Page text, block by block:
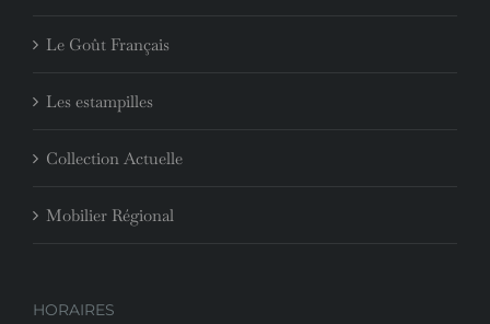
Le Goût Français
Les estampilles
Collection Actuelle
Mobilier Régional
HORAIRES